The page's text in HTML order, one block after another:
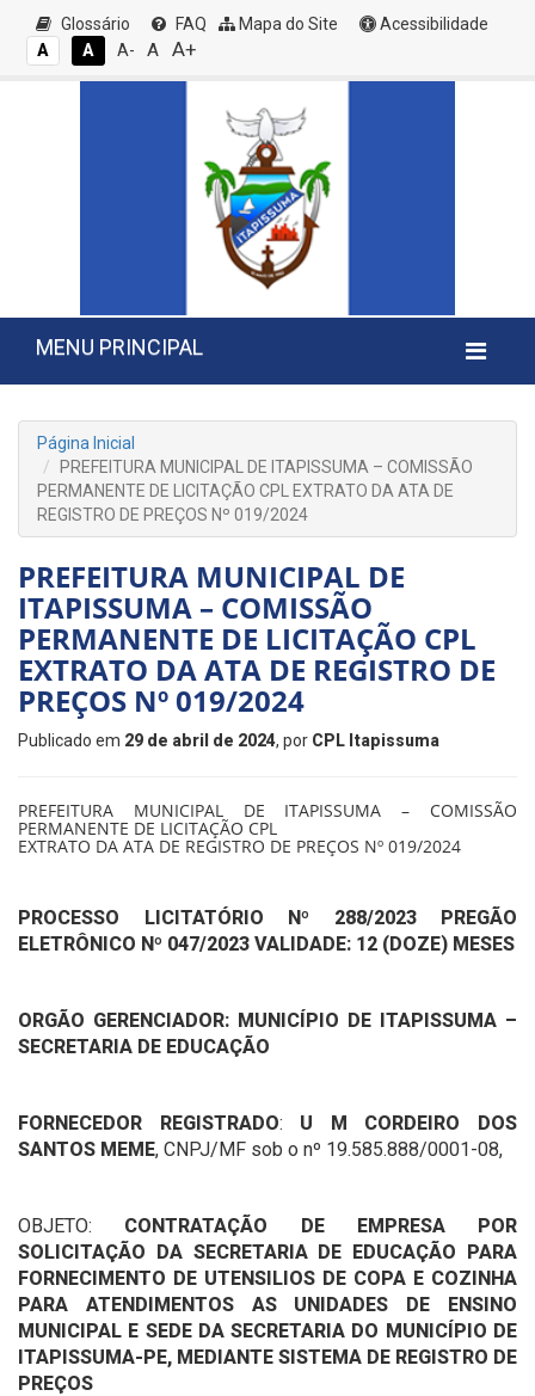
Glossário FAQ Mapa do Site
Acessibilidade
A
A A- A A+
MENU PRINCIPAL
Página Inicial
PREFEITURA MUNICIPAL DE ITAPISSUMA – COMISSÃO
PERMANENTE DE LICITAÇÃO CPL EXTRATO DA ATA DE
REGISTRO DE PREÇOS Nº 019/2024
PREFEITURA MUNICIPAL DE
ITAPISSUMA – COMISSÃO
PERMANENTE DE LICITAÇÃO CPL
EXTRATO DA ATA DE REGISTRO DE
PREÇOS Nº 019/2024
Publicado em 29 de abril de 2024, por CPL Itapissuma
PREFEITURA MUNICIPAL DE ITAPISSUMA – COMISSÃO
PERMANENTE DE LICITAÇÃO CPL
EXTRATO DA ATA DE REGISTRO DE PREÇOS Nº 019/2024
PROCESSO LICITATÓRIO Nº 288/2023 PREGÃO
ELETRÔNICO Nº 047/2023 VALIDADE: 12 (DOZE) MESES
ORGÃO GERENCIADOR: MUNICÍPIO DE ITAPISSUMA –
SECRETARIA DE EDUCAÇÃO
FORNECEDOR REGISTRADO: U M CORDEIRO DOS
SANTOS MEME, CNPJ/MF sob o nº 19.585.888/0001-08,
OBJETO: CONTRATAÇÃO DE EMPRESA POR
SOLICITAÇÃO DA SECRETARIA DE EDUCAÇÃO PARA
FORNECIMENTO DE UTENSILIOS DE COPA E COZINHA
PARA ATENDIMENTOS AS UNIDADES DE ENSINO
MUNICIPAL E SEDE DA SECRETARIA DO MUNICÍPIO DE
ITAPISSUMA-PE, MEDIANTE SISTEMA DE REGISTRO DE
PREÇOS